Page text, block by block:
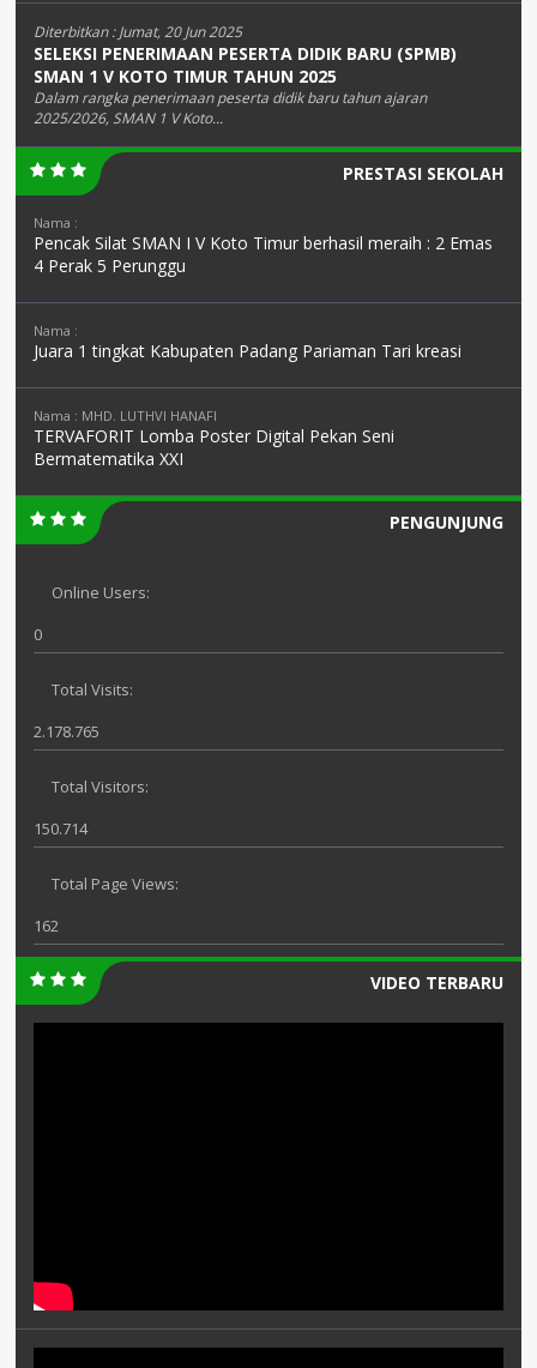
Diterbitkan :Jumat, 20 Jun 2025
SELEKSI PENERIMAAN PESERTA DIDIK BARU (SPMB)
SMAN 1 V KOTO TIMUR TAHUN 2025
Dalam rangka penerimaan peserta didik baru tahun ajaran
2025/2026, SMAN 1 V Koto...
PRESTASI SEKOLAH
Nama :
Pencak Silat SMAN I V Koto Timur berhasil meraih : 2 Emas
4 Perak 5 Perunggu
Nama :
Juara 1 tingkat Kabupaten Padang Pariaman Tari kreasi
Nama : MHD. LUTHVI HANAFI
TERVAFORIT Lomba Poster Digital Pekan Seni
Bermatematika XXI
PENGUNJUNG
Online Users:
0
Total Visits:
2.178.765
Total Visitors:
150.714
Total Page Views:
162
VIDEO TERBARU